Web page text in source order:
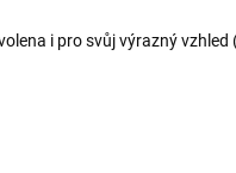
i pro svůj výrazný